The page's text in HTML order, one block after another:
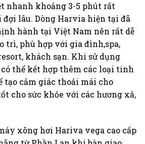
nhanh khoảng 3-5 phút rất
lâu. Dòng Harvia hiện tại đã
hành tại Việt Nam nên rất dễ
trì, phù hợp với gia đình,spa,
khách sạn. Khi sử dụng
thể kết hợp thêm các loại tinh
tạo cảm giác thoải mái cho
cho sức khỏe với các hương xả,
xông hơi Hariva vega cao cấp